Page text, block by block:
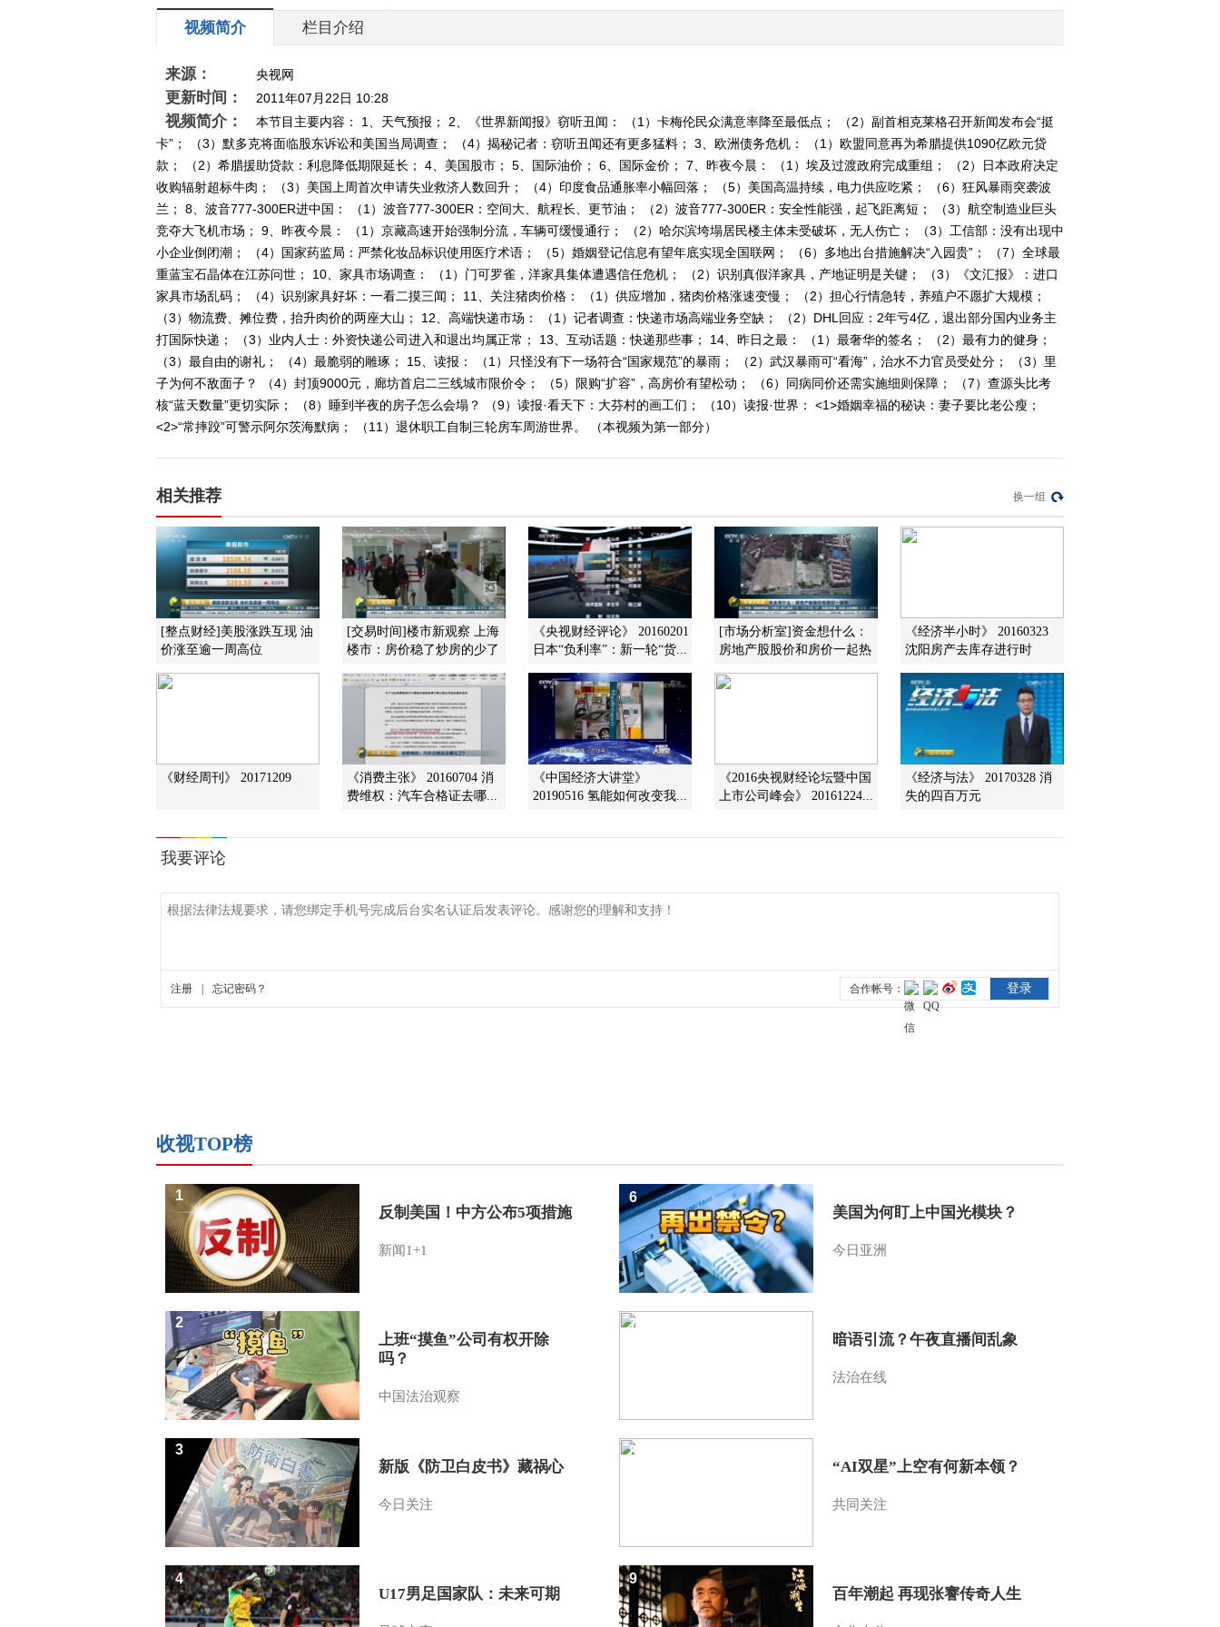
2011-07-20 10:54:55
2011-07-20 09:11:11
[第一时间]整期视频2-
2(20110719)
2011-07-19 10:25:57
[第一时间]整期视频1-
2（20110719）
2011-07-19 09:52:52
[第一时间]整期视频
（20110718 2/2）
2011-07-18 09:54:10
2011-07-17 10:01:19
[第一时间]整期视频2-
2(20110716)
2011-07-16 10:20:31
[第一时间]整期视频2-
1(20110716)
[第一时间] (20110715 1/2)
2011-07-13 10:28:31
[第一时间]整期视频 2-
1/2
视频简介 栏目介绍
来源： 央视网
更新时间： 2011年07月22日 10:28
视频简介：
本节目主要内容： 1、天气预报； 2、《世界新闻报》窃听丑闻： （1）卡梅伦民众满意率降至最低点； （2）副首相克莱格召开新闻发布会“挺
卡”； （3）默多克将面临股东诉讼和美国当局调查； （4）揭秘记者：窃听丑闻还有更多猛料； 3、欧洲债务危机： （1）欧盟同意再为希腊提供1090亿欧元贷
款； （2）希腊援助贷款：利息降低期限延长； 4、美国股市； 5、国际油价； 6、国际金价； 7、昨夜今晨： （1）埃及过渡政府完成重组； （2）日本政府决定
收购辐射超标牛肉； （3）美国上周首次申请失业救济人数回升； （4）印度食品通胀率小幅回落； （5）美国高温持续，电力供应吃紧； （6）狂风暴雨突袭波
兰； 8、波音777-300ER进中国： （1）波音777-300ER：空间大、航程长、更节油； （2）波音777-300ER：安全性能强，起飞距离短； （3）航空制造业巨头
竞夺大飞机市场； 9、昨夜今晨： （1）京藏高速开始强制分流，车辆可缓慢通行； （2）哈尔滨垮塌居民楼主体未受破坏，无人伤亡； （3）工信部：没有出现中
小企业倒闭潮； （4）国家药监局：严禁化妆品标识使用医疗术语； （5）婚姻登记信息有望年底实现全国联网； （6）多地出台措施解决“入园贵”； （7）全球最
重蓝宝石晶体在江苏问世； 10、家具市场调查： （1）门可罗雀，洋家具集体遭遇信任危机； （2）识别真假洋家具，产地证明是关键； （3）《文汇报》：进口
家具市场乱码； （4）识别家具好坏：一看二摸三闻； 11、关注猪肉价格： （1）供应增加，猪肉价格涨速变慢； （2）担心行情急转，养殖户不愿扩大规模；
（3）物流费、摊位费，抬升肉价的两座大山； 12、高端快递市场： （1）记者调查：快递市场高端业务空缺； （2）DHL回应：2年亏4亿，退出部分国内业务主
打国际快递； （3）业内人士：外资快递公司进入和退出均属正常； 13、互动话题：快递那些事； 14、昨日之最： （1）最奢华的签名； （2）最有力的健身；
（3）最自由的谢礼； （4）最脆弱的雕琢； 15、读报： （1）只怪没有下一场符合“国家规范”的暴雨； （2）武汉暴雨可“看海”，治水不力官员受处分； （3）里
子为何不敌面子？ （4）封顶9000元，廊坊首启二三线城市限价令； （5）限购“扩容”，高房价有望松动； （6）同病同价还需实施细则保障； （7）查源头比考
核“蓝天数量”更切实际； （8）睡到半夜的房子怎么会塌？ （9）读报·看天下：大芬村的画工们； （10）读报·世界： <1>婚姻幸福的秘诀：妻子要比老公瘦；
<2>“常摔跤”可警示阿尔茨海默病； （11）退休职工自制三轮房车周游世界。 （本视频为第一部分）
相关推荐 换一组
[整点财经]美股涨跌互现 油
价涨至逾一周高位
[交易时间]楼市新观察 上海
楼市：房价稳了炒房的少了
《央视财经评论》 20160201
日本“负利率”：新一轮“货...
[市场分析室]资金想什么：
房地产股股价和房价一起热
《经济半小时》 20160323
沈阳房产去库存进行时
《财经周刊》 20171209
《消费主张》 20160704 消
费维权：汽车合格证去哪...
《中国经济大讲堂》
20190516 氢能如何改变我...
《2016央视财经论坛暨中国
上市公司峰会》 20161224...
《经济与法》 20170328 消
失的四百万元
收视TOP榜
反制美国！中方公布5项措施
新闻1+1
1
上班“摸鱼”公司有权开除
吗？
中国法治观察
2
新版《防卫白皮书》藏祸心
今日关注
3
U17男足国家队：未来可期
4
美国为何盯上中国光模块？
今日亚洲
6
暗语引流？午夜直播间乱象
法治在线
7
“AI双星”上空有何新本领？
共同关注
8
百年潮起 再现张謇传奇人生
9